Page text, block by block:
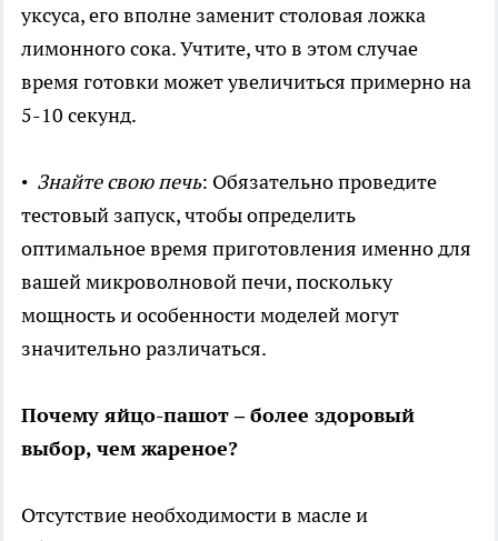
уксуса, его вполне заменит столовая ложка
лимонного сока. Учтите, что в этом случае
время готовки может увеличиться примерно на
5-10 секунд.
• Знайте свою печь: Обязательно проведите
тестовый запуск, чтобы определить
оптимальное время приготовления именно для
вашей микроволновой печи, поскольку
мощность и особенности моделей могут
значительно различаться.
Почему яйцо-пашот – более здоровый
выбор, чем жареное?
Отсутствие необходимости в масле и